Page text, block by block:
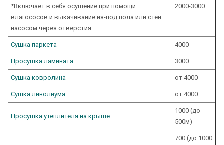
*Включает в себя осушение при помощи
влагососов и выкачивание из-под пола или стен
насосом через отверстия.
2000-3000
Сушка паркета 4000
Просушка ламината 3000
Сушка ковролина от 4000
Сушка линолиума от 4000
Просушка утеплителя на крыше
1000 (до
500м)
700 (до 1000